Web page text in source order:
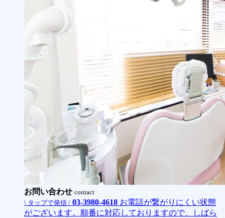
お問い合わせ contact
\ タップで発信 / 03-3980-4618 お電話が繋がりにくい状態
がございます。順番に対応しておりますので、しばら